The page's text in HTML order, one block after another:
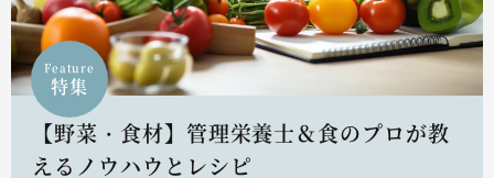
Feature
特集
【野菜・食材】管理栄養士＆食のプロが教
えるノウハウとレシピ